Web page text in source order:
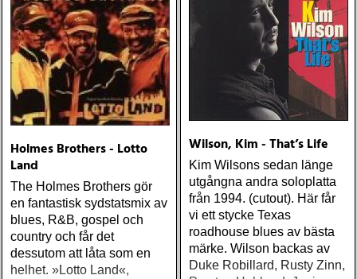
Holmes Brothers - Lotto
Land
The Holmes Brothers gör
en fantastisk sydstatsmix av
blues, R&B, gospel och
country och får det
dessutom att låta som en
helhet. »Lotto Land«,
Wilson, Kim - That’s Life
Kim Wilsons sedan länge
utgångna andra soloplatta
från 1994. (cutout). Här får
vi ett stycke Texas
roadhouse blues av bästa
märke. Wilson backas av
Duke Robillard, Rusty Zinn,